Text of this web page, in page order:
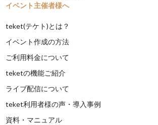
イベント主催者様へ
teket(テケト)とは？
イベント作成の方法
ご利用料金について
teketの機能ご紹介
ライブ配信について
teket利用者様の声・導入事例
資料・マニュアル